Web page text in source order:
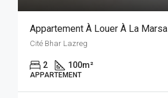
Appartement À Louer À La Marsa
Cité Bhar Lazreg
2 100m²
APPARTEMENT